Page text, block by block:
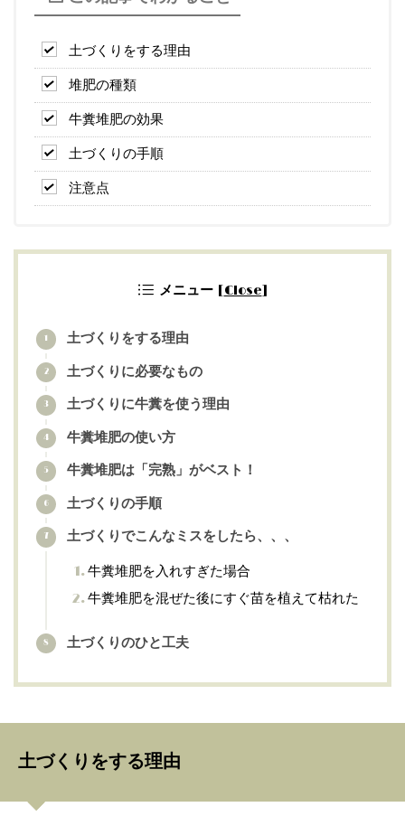
土づくりをする理由
堆肥の種類
牛糞堆肥の効果
土づくりの手順
注意点
メニュー [Close]
土づくりをする理由
土づくりに必要なもの
土づくりに牛糞を使う理由
牛糞堆肥の使い方
牛糞堆肥は「完熟」がベスト！
土づくりの手順
土づくりでこんなミスをしたら、、、
牛糞堆肥を入れすぎた場合
牛糞堆肥を混ぜた後にすぐ苗を植えて枯れた
土づくりのひと工夫
土づくりをする理由